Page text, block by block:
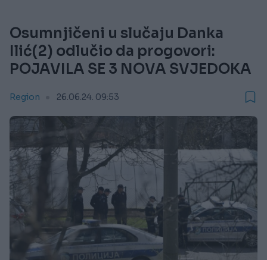
Osumnjičeni u slučaju Danka
Ilić(2) odlučio da progovori:
POJAVILA SE 3 NOVA SVJEDOKA
Region 26.06.24. 09:53